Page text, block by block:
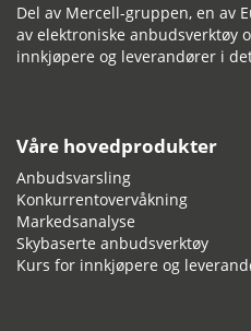
Del av Mercell-gruppen, en av
av elektroniske anbudsverktøy
innkjøpere og leverandører i
Våre hovedprodukter
Anbudsvarsling
Konkurrentovervåkning
Markedsanalyse
Skybaserte anbudsverktøy
Kurs for innkjøpere og